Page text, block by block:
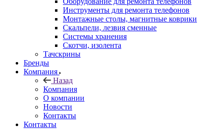
Инструменты для ремонта телефонов
Монтажные столы, магнитные коврики
Скальпели, лезвия сменные
Системы хранения
Скотчи, изолента
Тачскрины
Бренды
Компания
Назад
Компания
О компании
Новости
Контакты
Контакты